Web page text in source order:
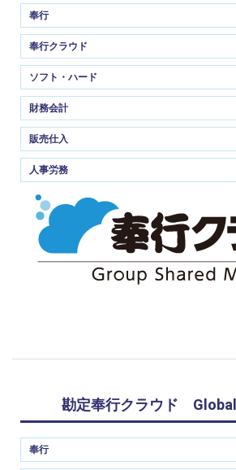
奉行
奉行クラウド
ソフト・ハード
財務会計
販売仕入
人事労務
勘定奉行クラウド
奉行